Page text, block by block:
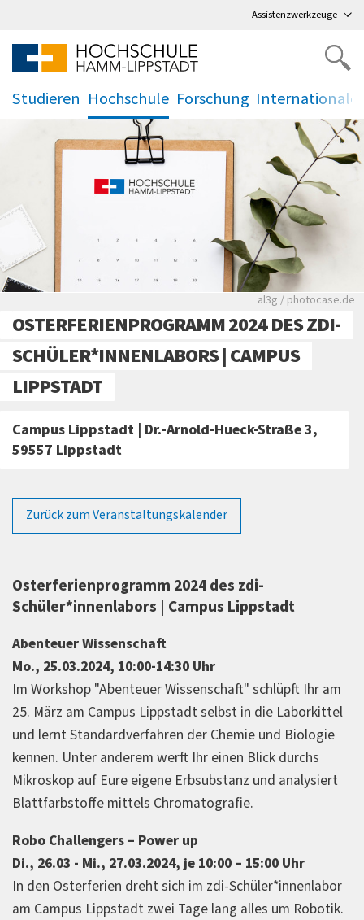
Assistenzwerkzeuge
Studieren Hochschule
.
Forschung
.
Rote leere
al3g / photocase.de
OSTERFERIENPROGRAMM 2024 DES ZDI-
SCHÜLER*INNENLABORS | CAMPUS
LIPPSTADT
Campus Lippstadt | Dr.-Arnold-Hueck-Straße 3,
59557 Lippstadt
Zurück zum Veranstaltungskalender
Osterferienprogramm 2024 des zdi-
Schüler*innenlabors | Campus Lippstadt
Abenteuer Wissenschaft
Mo., 25.03.2024, 10:00-14:30 Uhr
Im Workshop "Abenteuer Wissenschaft" schlüpft Ihr am
25. März am Campus Lippstadt selbst in die Laborkittel
und lernt Standardverfahren der Chemie und Biologie
kennen. Unter anderem werft Ihr einen Blick durchs
Mikroskop auf Eure eigene Erbsubstanz und analysiert
Blattfarbstoffe mittels Chromatografie.
Robo Challengers – Power up
Di., 26.03 - Mi., 27.03.2024, je 10:00 – 15:00 Uhr
In den Osterferien dreht sich im zdi-Schüler*innenlabor
am Campus Lippstadt zwei Tage lang alles um Robotik.